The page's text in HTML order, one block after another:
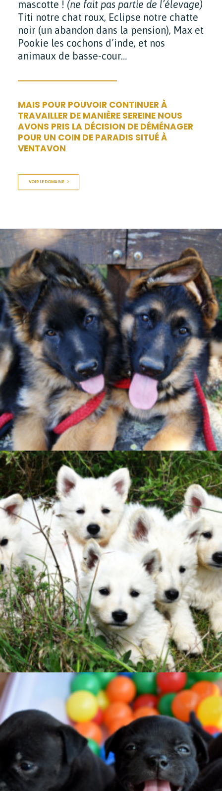
mascotte ! (ne fait pas partie de l’élevage)
Titi notre chat roux, Eclipse notre chatte
noir (un abandon dans la pension), Max et
Pookie les cochons d’inde, et nos
animaux de basse-cour…
MAIS POUR POUVOIR CONTINUER À
TRAVAILLER DE MANIÈRE SEREINE NOUS
AVONS PRIS LA DÉCISION DE DÉMÉNAGER
POUR UN COIN DE PARADIS SITUÉ À
VENTAVON
VOIR LE DOMAINE